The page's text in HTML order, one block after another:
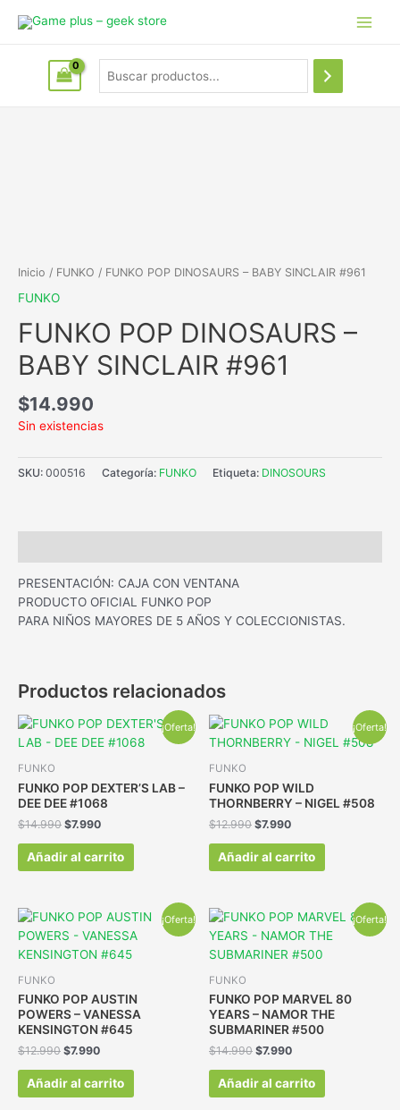
Inicio / FUNKO / FUNKO POP DINOSAURS – BABY SINCLAIR #961
FUNKO
FUNKO POP DINOSAURS –
BABY SINCLAIR #961
$14.990
Sin existencias
SKU: 000516 Categoría: FUNKO Etiqueta: DINOSOURS
PRESENTACIÓN: CAJA CON VENTANA
PRODUCTO OFICIAL FUNKO POP
PARA NIÑOS MAYORES DE 5 AÑOS Y COLECCIONISTAS.
Productos relacionados
¡Oferta!
FUNKO
FUNKO POP DEXTER’S LAB –
DEE DEE #1068
$14.990 $7.990
Añadir al carrito
¡Oferta!
FUNKO
FUNKO POP WILD
THORNBERRY – NIGEL #508
$12.990 $7.990
Añadir al carrito
¡Oferta!
FUNKO
FUNKO POP AUSTIN
POWERS – VANESSA
KENSINGTON #645
$12.990 $7.990
Añadir al carrito
¡Oferta!
FUNKO
FUNKO POP MARVEL 80
YEARS – NAMOR THE
SUBMARINER #500
$14.990 $7.990
Añadir al carrito